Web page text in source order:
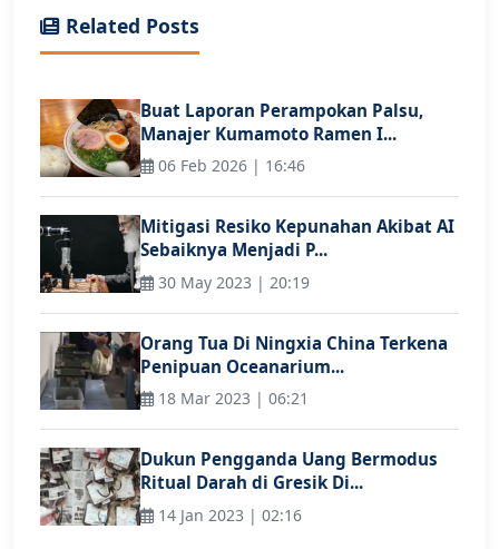
Related Posts
Buat Laporan Perampokan Palsu,
Manajer Kumamoto Ramen I...
06 Feb 2026 | 16:46
Mitigasi Resiko Kepunahan Akibat AI
Sebaiknya Menjadi P...
30 May 2023 | 20:19
Orang Tua Di Ningxia China Terkena
Penipuan Oceanarium...
18 Mar 2023 | 06:21
Dukun Pengganda Uang Bermodus
Ritual Darah di Gresik Di...
14 Jan 2023 | 02:16